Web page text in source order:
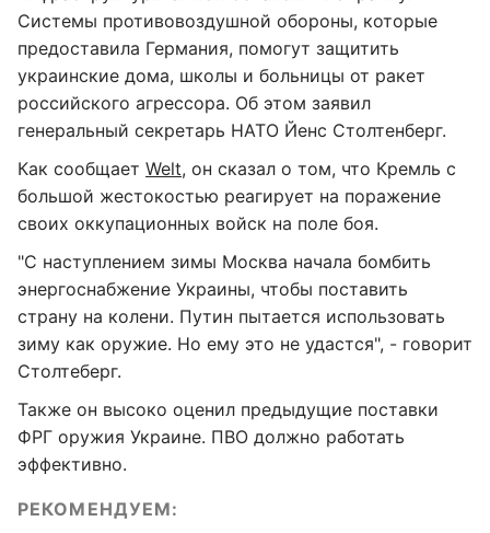
Системы противовоздушной обороны, которые
предоставила Германия, помогут защитить
украинские дома, школы и больницы от ракет
российского агрессора. Об этом заявил
генеральный секретарь НАТО Йенс Столтенберг.
Как сообщает Welt, он сказал о том, что Кремль с
большой жестокостью реагирует на поражение
своих оккупационных войск на поле боя.
"С наступлением зимы Москва начала бомбить
энергоснабжение Украины, чтобы поставить
страну на колени. Путин пытается использовать
зиму как оружие. Но ему это не удастся", - говорит
Столтеберг.
Также он высоко оценил предыдущие поставки
ФРГ оружия Украине. ПВО должно работать
эффективно.
РЕКОМЕНДУЕМ: